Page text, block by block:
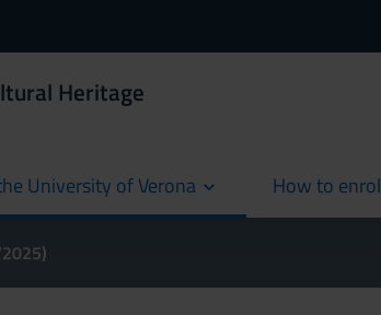
Heritage
University of Verona How to enrol